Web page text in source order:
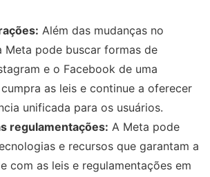
Além das mudanças no
Meta pode buscar formas de
e o Facebook de uma
as leis e continue a oferecer
unificada para os usuários.
regulamentações: A Meta pode
e recursos que garantam a
com as leis e regulamentações em